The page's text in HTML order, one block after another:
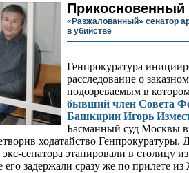
Прикосновенный
«Разжалованный» сенатор
в убийстве
Генпрокуратура
расследование о
подозреваемым в
бывший член Совета
Башкирии Игорь
Басманный суд Москвы
ходатайство Генпрокуратуры.
сенатора этапировали в столицу
его задержали сразу же по прилете